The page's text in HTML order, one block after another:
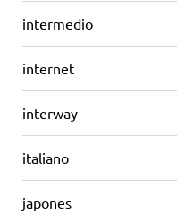
intermedio
internet
interway
italiano
japones